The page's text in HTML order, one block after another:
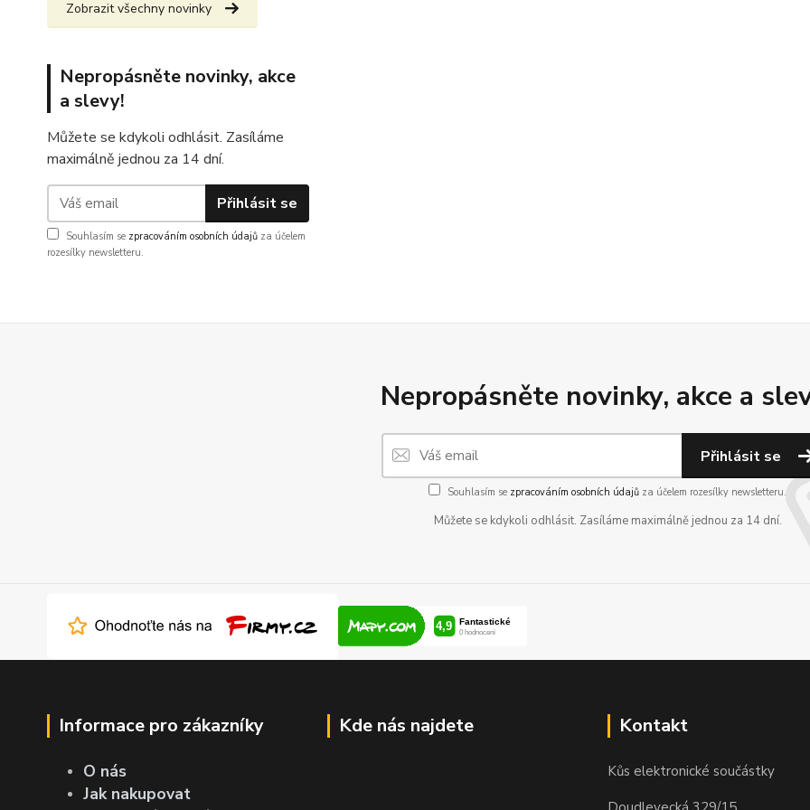
Zobrazit všechny novinky
Nepropásněte novinky, akce
a slevy!
Můžete se kdykoli odhlásit. Zasíláme
maximálně jednou za 14 dní.
Přihlásit se
Souhlasím se zpracováním osobních údajů za účelem
rozesílky newsletteru.
Nepropásněte novinky, akce a
Přihlásit se
Souhlasím se zpracováním osobních údajů za účelem rozesílky newsletteru.
Můžete se kdykoli odhlásit. Zasíláme maximálně jednou za 14 dní.
Informace pro zákazníky
O nás
Jak nakupovat
Kde nás najdete Kontakt
Kůs elektronické součástky